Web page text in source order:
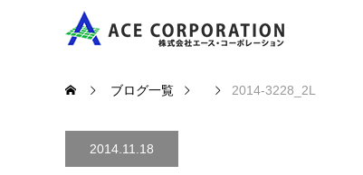
ブログ一覧 2014-3228_2L
2014.11.18